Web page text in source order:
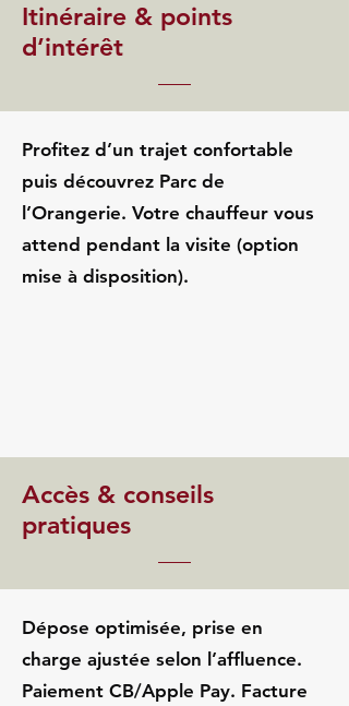
Itinéraire & points
d’intérêt
Profitez d’un trajet confortable
puis découvrez Parc de
l’Orangerie. Votre chauffeur vous
attend pendant la visite (option
mise à disposition).
Accès & conseils
pratiques
Dépose optimisée, prise en
charge ajustée selon l’affluence.
Paiement CB/Apple Pay. Facture